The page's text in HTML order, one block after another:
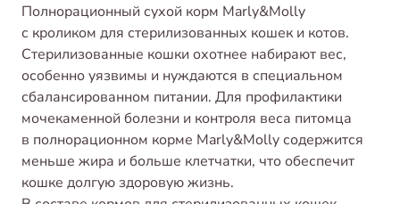
Полнорационный сухой корм Marly&Molly
с кроликом для стерилизованных кошек и котов.
Стерилизованные кошки охотнее набирают вес,
особенно уязвимы и нуждаются в специальном
сбалансированном питании. Для профилактики
мочекаменной болезни и контроля веса питомца
в полнорационном корме Marly&Molly содержится
меньше жира и больше клетчатки, что обеспечит
кошке долгую здоровую жизнь.